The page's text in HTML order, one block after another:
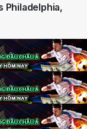
Philadelphia,